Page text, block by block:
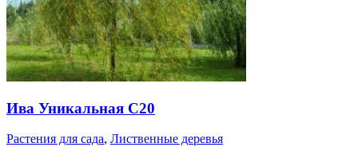
Ива Уникальная С20
Растения для сада, Лиственные деревья